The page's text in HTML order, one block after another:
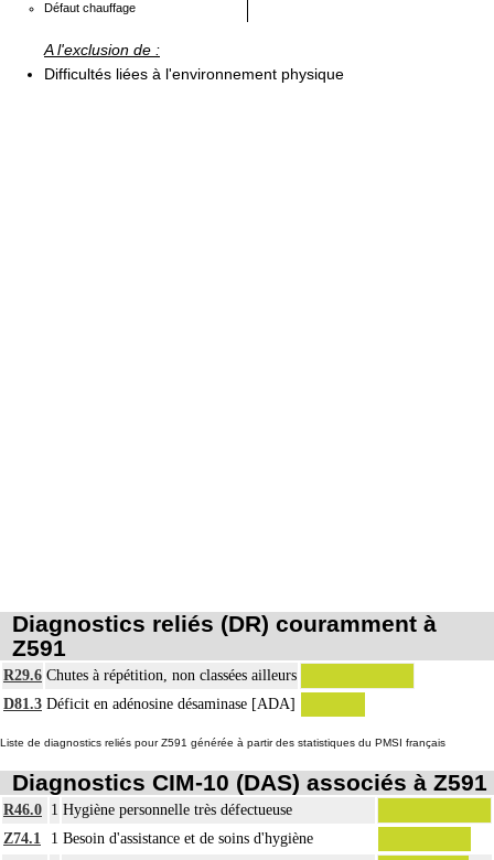
Défaut chauffage
A l'exclusion de :
Difficultés liées à l'environnement physique
Diagnostics reliés (DR) couramment à
Z591
R29.6 Chutes à répétition, non classées ailleurs
D81.3 Déficit en adénosine désaminase [ADA]
Liste de diagnostics reliés pour Z591 générée à partir des statistiques du PMSI français
Diagnostics CIM-10 (DAS) associés à Z591
R46.0 1 Hygiène personnelle très défectueuse
Z74.1
1 Besoin d'assistance et de soins d'hygiène